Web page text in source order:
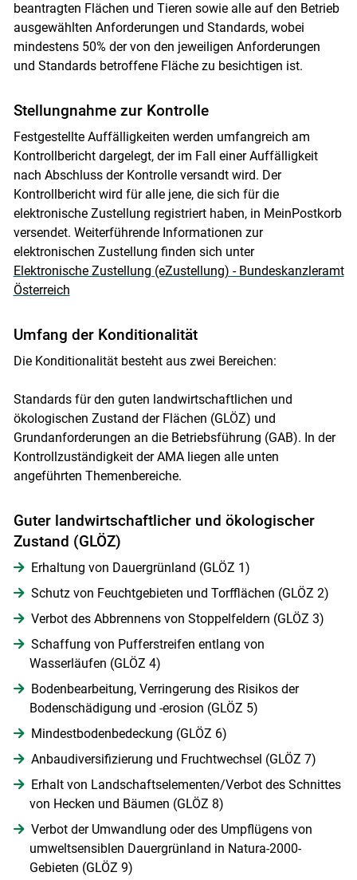
beantragten Flächen und Tieren sowie alle auf den Betrieb
ausgewählten Anforderungen und Standards, wobei
mindestens 50% der von den jeweiligen Anforderungen
und Standards betroffene Fläche zu besichtigen ist.
Stellungnahme zur Kontrolle
Festgestellte Auffälligkeiten werden umfangreich am
Kontrollbericht dargelegt, der im Fall einer Auffälligkeit
nach Abschluss der Kontrolle versandt wird. Der
Kontrollbericht wird für alle jene, die sich für die
elektronische Zustellung registriert haben, in MeinPostkorb
versendet. Weiterführende Informationen zur
elektronischen Zustellung finden sich unter
Elektronische Zustellung (eZustellung) - Bundeskanzleramt
Österreich
Umfang der Konditionalität
Die Konditionalität besteht aus zwei Bereichen:
Standards für den guten landwirtschaftlichen und
ökologischen Zustand der Flächen (GLÖZ) und
Grundanforderungen an die Betriebsführung (GAB). In der
Kontrollzuständigkeit der AMA liegen alle unten
angeführten Themenbereiche.
Guter landwirtschaftlicher und ökologischer
Zustand (GLÖZ)
Erhaltung von Dauergrünland (GLÖZ 1)
Schutz von Feuchtgebieten und Torfflächen (GLÖZ 2)
Verbot des Abbrennens von Stoppelfeldern (GLÖZ 3)
Schaffung von Pufferstreifen entlang von
Wasserläufen (GLÖZ 4)
Bodenbearbeitung, Verringerung des Risikos der
Bodenschädigung und -erosion (GLÖZ 5)
Mindestbodenbedeckung (GLÖZ 6)
Anbaudiversifizierung und Fruchtwechsel (GLÖZ 7)
Erhalt von Landschaftselementen/Verbot des Schnittes
von Hecken und Bäumen (GLÖZ 8)
Verbot der Umwandlung oder des Umpflügens von
umweltsensiblen Dauergrünland in Natura-2000-
Gebieten (GLÖZ 9)